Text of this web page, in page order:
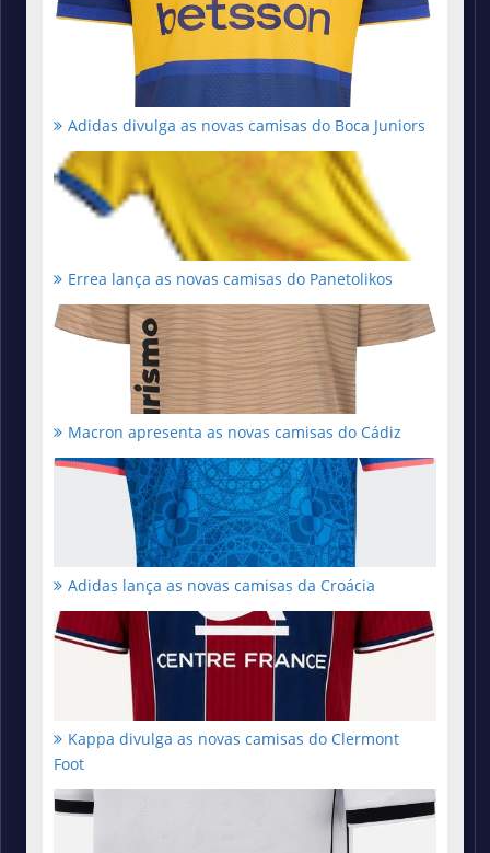
Adidas divulga as novas camisas do Boca Juniors
Errea lança as novas camisas do Panetolikos
Macron apresenta as novas camisas do Cádiz
Adidas lança as novas camisas da Croácia
Kappa divulga as novas camisas do Clermont
Foot